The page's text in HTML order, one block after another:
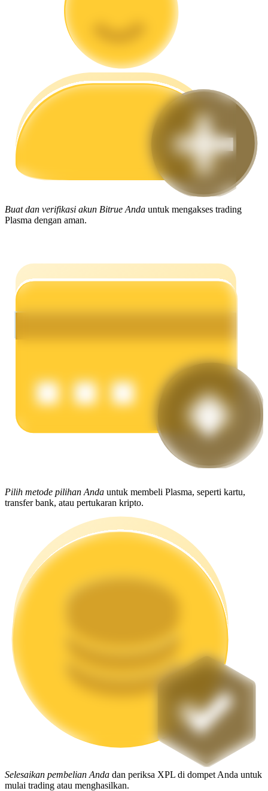
Memandu
Panduan Pemula Berjangka
Pelajari cara untuk tetap menghasilkan keuntungan
Menghasilkan
Babi Kekuatan
Mempertaruhkan
Pengembalian tinggi & akses instan
Launchpool
Staking fleksibel untuk mendapatkan token populer
Buat dan verifikasi akun Bitrue Anda untuk mengakses trading
Plasma dengan aman.
Pilih metode pilihan Anda untuk membeli Plasma, seperti kartu,
transfer bank, atau pertukaran kripto.
Selesaikan pembelian Anda dan periksa XPL di dompet Anda untuk
mulai trading atau menghasilkan.